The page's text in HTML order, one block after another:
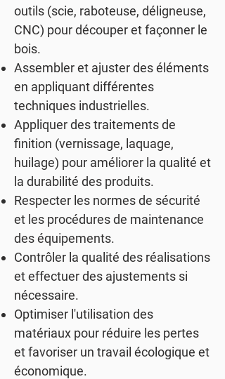
outils (scie, raboteuse, déligneuse,
CNC) pour découper et façonner le
bois.
Assembler et ajuster des éléments
en appliquant différentes
techniques industrielles.
Appliquer des traitements de
finition (vernissage, laquage,
huilage) pour améliorer la qualité et
la durabilité des produits.
Respecter les normes de sécurité
et les procédures de maintenance
des équipements.
Contrôler la qualité des réalisations
et effectuer des ajustements si
nécessaire.
Optimiser l'utilisation des
matériaux pour réduire les pertes
et favoriser un travail écologique et
économique.